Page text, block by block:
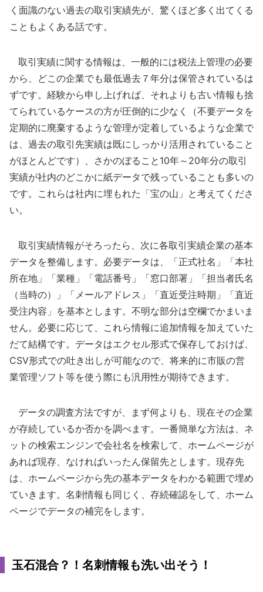
く面識のない過去の取引実績先が、驚くほど多く出てくる
こともよくある話です。
取引実績に関する情報は、一般的には税法上管理の必要
から、どこの企業でも最低過去７年分は保管されているは
ずです。経験から申し上げれば、それよりも古い情報も捨
てられているケースの方が圧倒的に少なく（不要データを
定期的に廃棄するような管理が定着しているような企業で
は、過去の取引先実績は既にしっかり活用されていること
がほとんどです）、さかのぼること10年～20年分の取引
実績が社内のどこかに紙データで残っていることも多いの
です。これらは社内に埋もれた「宝の山」と考えてくださ
い。
取引実績情報がそろったら、次に各取引実績企業の基本
データを整備します。必要データは、「正式社名」「本社
所在地」「業種」「電話番号」「窓口部署」「担当者氏名
（当時の）」「メールアドレス」「直近受注時期」「直近
受注内容」を基本とします。不明な部分は空欄でかまいま
せん。必要に応じて、これら情報に追加情報を加えていた
だて結構です。データはエクセル形式で保存しておけば、
CSV形式での吐き出しが可能なので、将来的に市販の営
業管理ソフト等を使う際にも汎用性が期待できます。
データの調査方法ですが、まず何よりも、現在その企業
が存続しているか否かを調べます。一番簡単な方法は、ネ
ットの検索エンジンで会社名を検索して、ホームページが
あれば現存、なければいったん保留先とします。現存先
は、ホームページから先の基本データをわかる範囲で埋め
ていきます。名刺情報も同じく、存続確認をして、ホーム
ページでデータの補完をします。
玉石混合？！名刺情報も洗い出そう！